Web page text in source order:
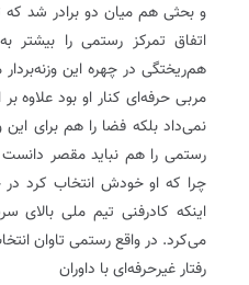
و بحثی هم میان دو برادر شد
اتفاق تمرکز رستمی را
هم‌ریختگی در چهره این
مربی حرفه‌ای کنار او بود علاوه
نمی‌داد بلکه فضا را هم برای این
رستمی را هم نباید مقصر
چرا که او خودش انتخاب کرد در
اینکه کادرفنی تیم ملی بالای
می‌کرد. در واقع رستمی تاوان
رفتار غیر‌حرفه‌ای با داوران